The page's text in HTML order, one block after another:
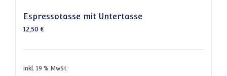
Espressotasse mit Untertasse
12,50 €
inkl. 19 % MwSt.